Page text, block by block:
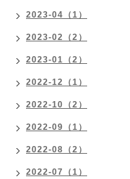
2023-04（1）
2023-02（2）
2023-01（2）
2022-12（1）
2022-10（2）
2022-09（1）
2022-08（2）
2022-07（1）